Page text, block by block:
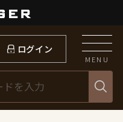
ログイン
MENU